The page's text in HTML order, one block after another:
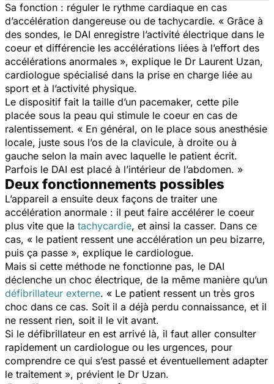
Sa fonction : réguler le rythme cardiaque en cas
d’accélération dangereuse ou de tachycardie. « Grâce à
des sondes, le DAI enregistre l’activité électrique dans le
coeur et différencie les accélérations liées à l’effort des
accélérations anormales », explique le Dr Laurent Uzan,
cardiologue spécialisé dans la prise en charge liée au
sport et à l’activité physique.
Le dispositif fait la taille d’un pacemaker, cette pile
placée sous la peau qui stimule le coeur en cas de
ralentissement. « En général, on le place sous anesthésie
locale, juste sous l’os de la clavicule, à droite ou à
gauche selon la main avec laquelle le patient écrit.
Parfois le DAI est placé à l’intérieur de l’abdomen. »
Deux fonctionnements possibles
L’appareil a ensuite deux façons de traiter une
accélération anormale : il peut faire accélérer le coeur
plus vite que la tachycardie, et ainsi la casser. Dans ce
cas, « le patient ressent une accélération un peu bizarre,
puis ça passe », explique le cardiologue.
Mais si cette méthode ne fonctionne pas, le DAI
déclenche un choc électrique, de la même manière qu’un
défibrillateur externe. « Le patient ressent un très gros
choc dans ce cas. Soit il a déjà perdu connaissance, et il
ne ressent rien, soit il le vit avant.
Si le défibrillateur en est arrivé là, il faut aller consulter
rapidement un cardiologue ou les urgences, pour
comprendre ce qui s’est passé et éventuellement adapter
le traitement », prévient le Dr Uzan.